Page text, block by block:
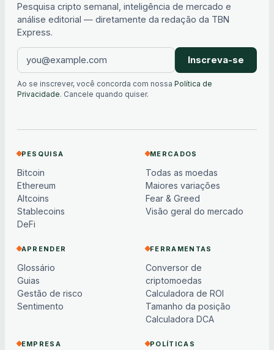
Pesquisa cripto semanal, inteligência de mercado e
análise editorial — diretamente da redação da TBN
Express.
Inscreva-se
Ao se inscrever, você concorda com nossa Política de
Privacidade. Cancele quando quiser.
PESQUISA
Bitcoin
Ethereum
Altcoins
Stablecoins
DeFi
MERCADOS
Todas as moedas
Maiores variações
Fear & Greed
Visão geral do mercado
APRENDER
Glossário
Guias
Gestão de risco
Sentimento
FERRAMENTAS
Conversor de
criptomoedas
Calculadora de ROI
Tamanho da posição
Calculadora DCA
EMPRESA POLÍTICAS